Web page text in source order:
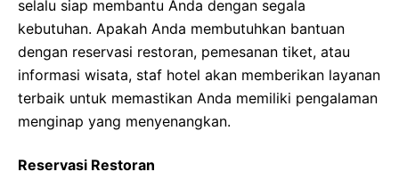
selalu siap membantu Anda dengan segala
kebutuhan. Apakah Anda membutuhkan bantuan
dengan reservasi restoran, pemesanan tiket, atau
informasi wisata, staf hotel akan memberikan layanan
terbaik untuk memastikan Anda memiliki pengalaman
menginap yang menyenangkan.
Reservasi Restoran